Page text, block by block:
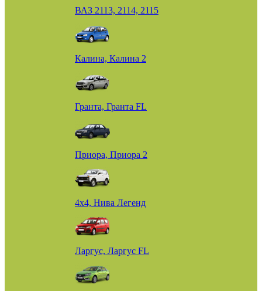
ВАЗ 2113, 2114, 2115
Калина, Калина 2
Гранта, Гранта FL
Приора, Приора 2
4х4, Нива Легенд
Ларгус, Ларгус FL